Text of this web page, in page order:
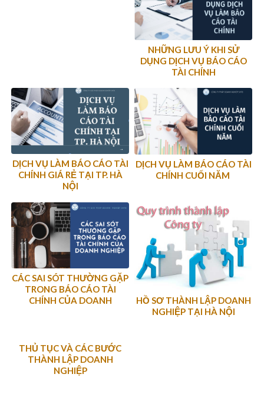
NHỮNG LƯU Ý KHI SỬ
DỤNG DỊCH VỤ BÁO CÁO
TÀI CHÍNH
DỊCH VỤ LÀM BÁO CÁO TÀI
CHÍNH GIÁ RẺ TẠI TP. HÀ
NỘI
DỊCH VỤ LÀM BÁO CÁO TÀI
CHÍNH CUỐI NĂM
CÁC SAI SÓT THƯỜNG GẶP
TRONG BÁO CÁO TÀI
CHÍNH CỦA DOANH
HỒ SƠ THÀNH LẬP DOANH
NGHIỆP TẠI HÀ NỘI
THỦ TỤC VÀ CÁC BƯỚC
THÀNH LẬP DOANH
NGHIỆP